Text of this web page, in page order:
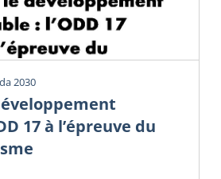
2030
17 à l’épreuve du